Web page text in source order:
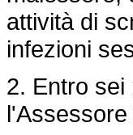
attività di
infezioni
2. Entro sei